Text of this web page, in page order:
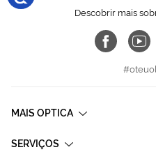
Descobrir mais
MAIS OPTICA
SERVIÇOS